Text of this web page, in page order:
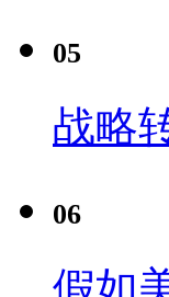
05
战略
06
假如